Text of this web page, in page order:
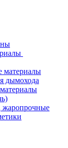
материалы
дымохода
жаропрочные